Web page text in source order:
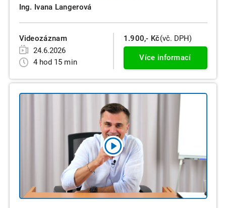
Ing. Ivana Langerová
Videozáznam
24.6.2026
4 hod 15 min
1.900,- Kč(vč. DPH)
Více informací